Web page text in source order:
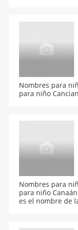
Nombres para
para niño
Nombres para
para niño
es el nombre de